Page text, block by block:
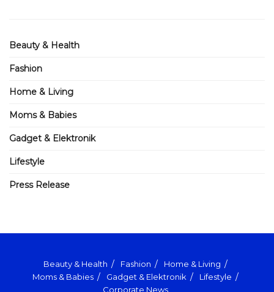
Beauty & Health
Fashion
Home & Living
Moms & Babies
Gadget & Elektronik
Lifestyle
Press Release
Beauty & Health Fashion
Home & Living
Moms & Babies
Gadget & Elektronik
Lifestyle
Corporate News